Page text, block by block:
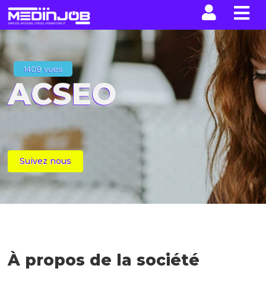
1409 vues
ACSEO
Suivez nous
À propos de la société